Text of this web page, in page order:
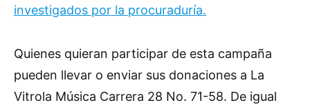
investigados por la procuraduría.
Quienes quieran participar de esta campaña
pueden llevar o enviar sus donaciones a La
Vitrola Música Carrera 28 No. 71-58. De igual